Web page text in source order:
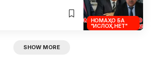
НОМАҲО БА
"ИСЛОҲ.НЕТ"
SHOW MORE